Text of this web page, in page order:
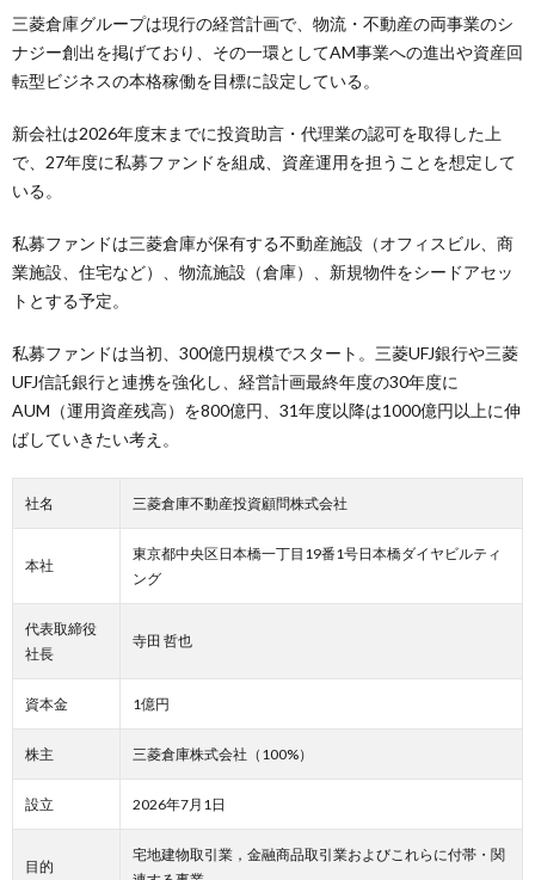
三菱倉庫グループは現行の経営計画で、物流・不動産の両事業のシ
ナジー創出を掲げており、その一環としてAM事業への進出や資産回
転型ビジネスの本格稼働を目標に設定している。
新会社は2026年度末までに投資助言・代理業の認可を取得した上
で、27年度に私募ファンドを組成、資産運用を担うことを想定して
いる。
私募ファンドは三菱倉庫が保有する不動産施設（オフィスビル、商
業施設、住宅など）、物流施設（倉庫）、新規物件をシードアセッ
トとする予定。
私募ファンドは当初、300億円規模でスタート。三菱UFJ銀行や三菱
UFJ信託銀行と連携を強化し、経営計画最終年度の30年度に
AUM（運用資産残高）を800億円、31年度以降は1000億円以上に伸
ばしていきたい考え。
社名 三菱倉庫不動産投資顧問株式会社
本社
東京都中央区日本橋一丁目19番1号日本橋ダイヤビルティ
ング
代表取締役
社長
寺田 哲也
資本金 1億円
株主 三菱倉庫株式会社（100%）
設立 2026年7月1日
目的
宅地建物取引業，金融商品取引業およびこれらに付帯・関